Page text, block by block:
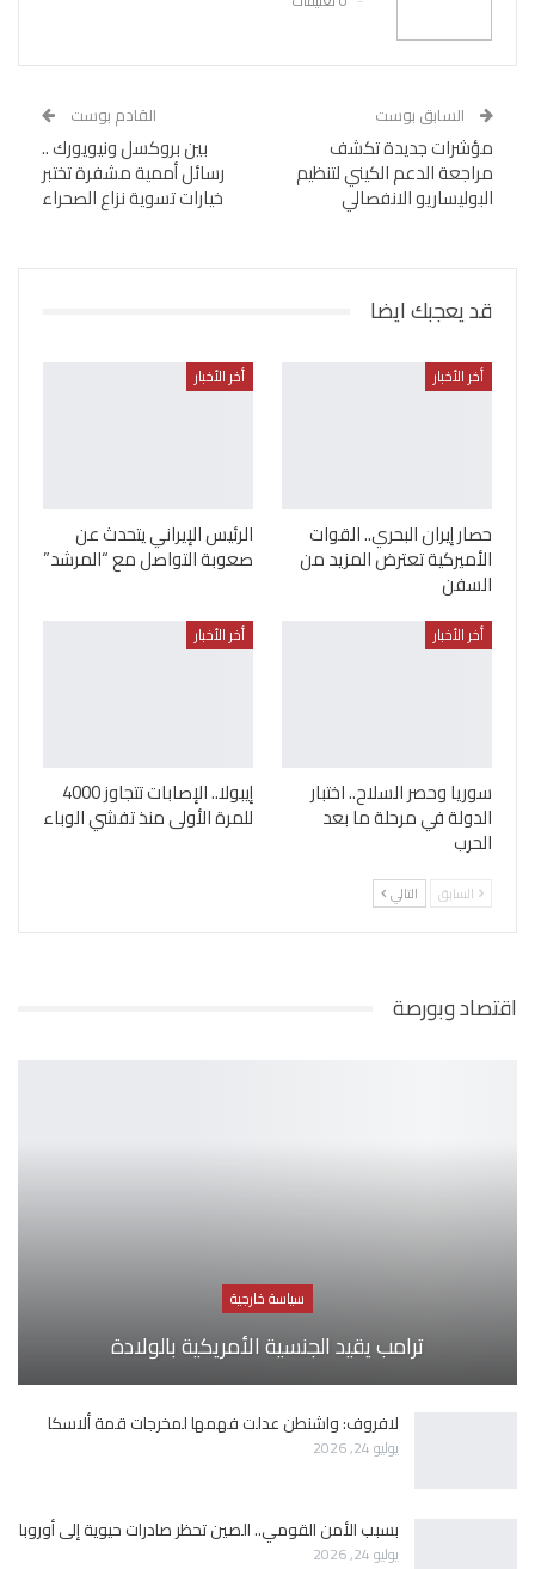
السابق بوست
مؤشرات جديدة تكشف
مراجعة الدعم الكيني لتنظيم
البوليساريو الانفصالي
القادم بوست
بين بروكسل ونيويورك ..
رسائل أممية مشفرة تختبر
خيارات تسوية نزاع الصحراء
قد يعجبك ايضا
أخر الأخبار
حصار إيران البحري.. القوات
الأميركية تعترض المزيد من
السفن
أخر الأخبار
الرئيس الإيراني يتحدث عن
صعوبة التواصل مع “المرشد”
أخر الأخبار
سوريا وحصر السلاح.. اختبار
الدولة في مرحلة ما بعد
الحرب
أخر الأخبار
إيبولا.. الإصابات تتجاوز 4000
للمرة الأولى منذ تفشي الوباء
السابق التالي
اقتصاد وبورصة
سياسة خارجية
ترامب يقيد الجنسية الأمريكية بالولادة
لافروف: واشنطن عدلت فهمها لمخرجات قمة ألاسكا
يوليو 24, 2026
بسبب الأمن القومي.. الصين تحظر صادرات حيوية إلى أوروبا
يوليو 24, 2026